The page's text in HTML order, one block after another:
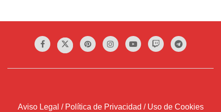
Aviso Legal / Política de Privacidad / Uso de Cookies